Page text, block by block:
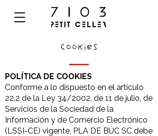
COOKIES
POLÍTICA DE COOKIES
Conforme a lo dispuesto en el artículo
22.2 de la Ley 34/2002, de 11 de julio, de
Servicios de la Sociedad de la
Información y de Comercio Electrónico
(LSSI-CE) vigente, PLA DE BUC SC debe